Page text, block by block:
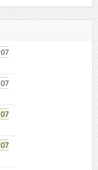
07
07
07
07